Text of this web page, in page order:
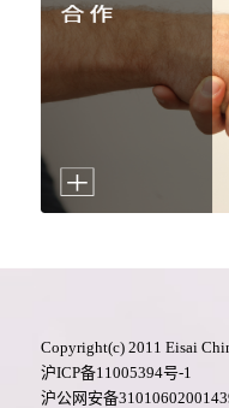
Copyright(c) 2011 Eisai
沪ICP备11005394号-1
沪公网安备